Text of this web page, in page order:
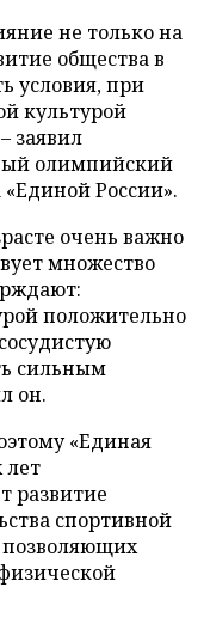
не только на
общества в
условия, при
культурой
заявил
олимпийский
России».
очень важно
множество
положительно
сильным
он.
«Единая
лет
развитие
спортивной